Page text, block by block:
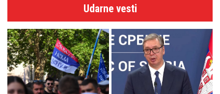
Udarne vesti